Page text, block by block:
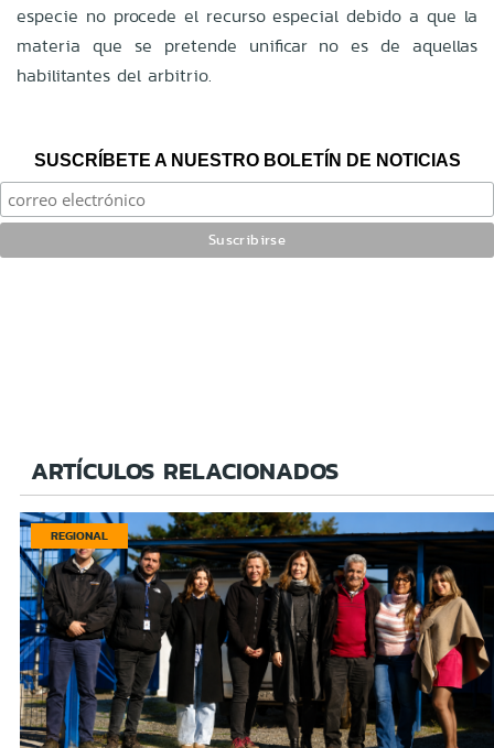
especie no procede el recurso especial debido a que la
materia que se pretende unificar no es de aquellas
habilitantes del arbitrio.
SUSCRÍBETE A NUESTRO BOLETÍN DE NOTICIAS
ARTÍCULOS RELACIONADOS
REGIONAL